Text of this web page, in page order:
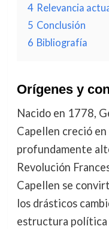
4 Relevancia
5 Conclusión
6 Bibliografía
Orígenes y
Nacido en 1778,
Capellen creció
profundamente
Revolución
Capellen se
los drásticos
estructura política